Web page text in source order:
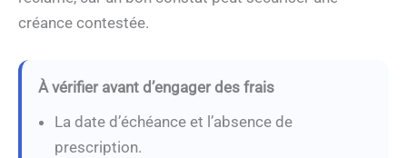
créance contestée.
À vérifier avant d’engager des frais
La date d’échéance et l’absence de
prescription.